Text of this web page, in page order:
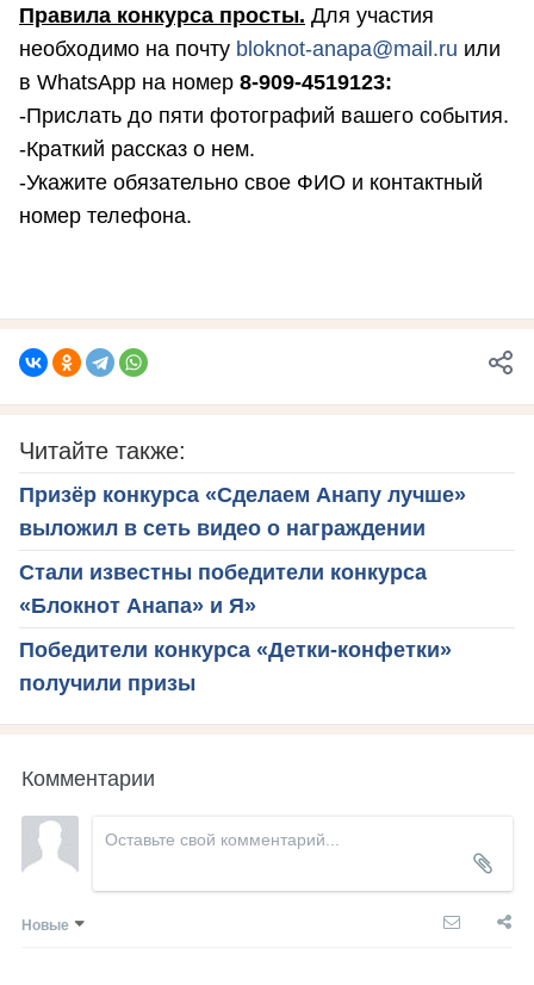
Правила конкурса просты. Для участия
необходимо на почту bloknot-anapa@mail.ru или
в WhatsApp на номер 8-909-4519123:
-Прислать до пяти фотографий вашего события.
-Краткий рассказ о нем.
-Укажите обязательно свое ФИО и контактный
номер телефона.
Читайте также:
Призёр конкурса «Сделаем Анапу лучше»
выложил в сеть видео о награждении
Стали известны победители конкурса
«Блокнот Анапа» и Я»
Победители конкурса «Детки-конфетки»
получили призы
Комментарии
Новые